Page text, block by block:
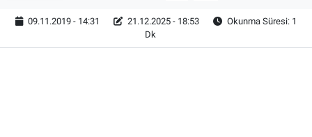
09.11.2019 - 14:31 21.12.2025 - 18:53
Okunma Süresi: 1
Dk